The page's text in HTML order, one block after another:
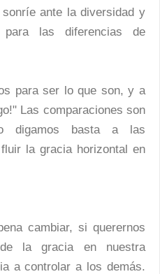
ante la diversidad y
para las diferencias de
para ser lo que son, y a
Las comparaciones son
digamos basta a las
la gracia horizontal en
cambiar, si querernos
la gracia en nuestra
a controlar a los demás.